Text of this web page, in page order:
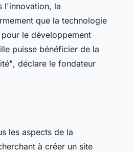
l'innovation, la
que la technologie
le développement
puisse bénéficier de la
, déclare le fondateur
les aspects de la
à créer un site